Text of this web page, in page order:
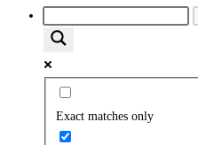
Exact matches only